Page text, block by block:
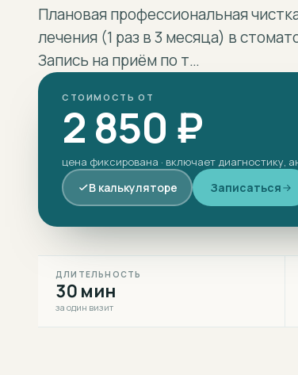
Плановая профессиональная
лечения (1 раз в 3 месяца) в
Запись на приём по т…
СТОИМОСТЬ ОТ
2 850 ₽
цена фиксирована · включает диагностику,
В калькуляторе Записаться
ДЛИТЕЛЬНОСТЬ
30 мин
за один визит